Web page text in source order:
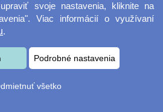
Desiatový box
svoje nastavenia, kliknite na
Viac informácií o využívaní
.
Podrobné nastavenia
všetko